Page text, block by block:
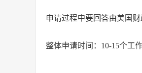
申请过程中要回答由美国
整体申请时间：10-15个工